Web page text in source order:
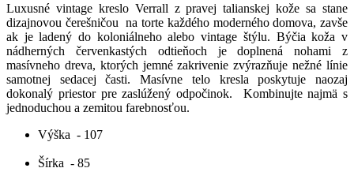
Luxusné vintage kreslo Verrall z pravej talianskej kože sa stane
dizajnovou čerešničou na torte každého moderného domova, zavše
ak je ladený do koloniálneho alebo vintage štýlu. Býčia koža v
nádherných červenkastých odtieňoch je doplnená nohami z
masívneho dreva, ktorých jemné zakrivenie zvýrazňuje nežné línie
samotnej sedacej časti. Masívne telo kresla poskytuje naozaj
dokonalý priestor pre zaslúžený odpočinok. Kombinujte najmä s
jednoduchou a zemitou farebnosťou.
Výška - 107
Šírka - 85